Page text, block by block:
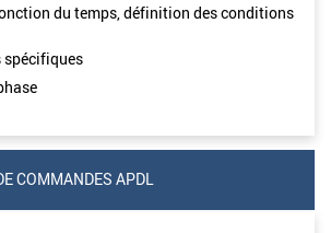
du temps, définition des conditions
COMMANDES APDL